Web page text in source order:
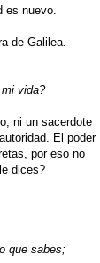
es nuevo.
de Galilea.
vida?
ni un sacerdote
El poder
por eso no
dices?
que sabes;